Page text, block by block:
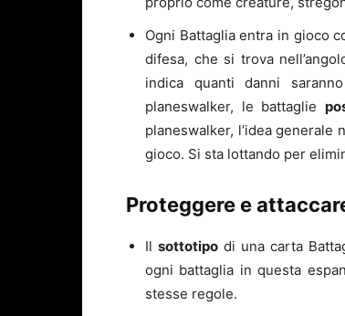
Ogni Battaglia entra in gioco
difesa, che si trova
indica quanti danni
planeswalker, le battaglie
planeswalker, l’idea
gioco. Si sta lottando per
Proteggere e
Ilsottotipo di una carta
ogni battaglia in questa
stesse regole.